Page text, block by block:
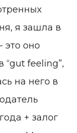
я зашла в
это оно
feeling”,
на него в
+ залог